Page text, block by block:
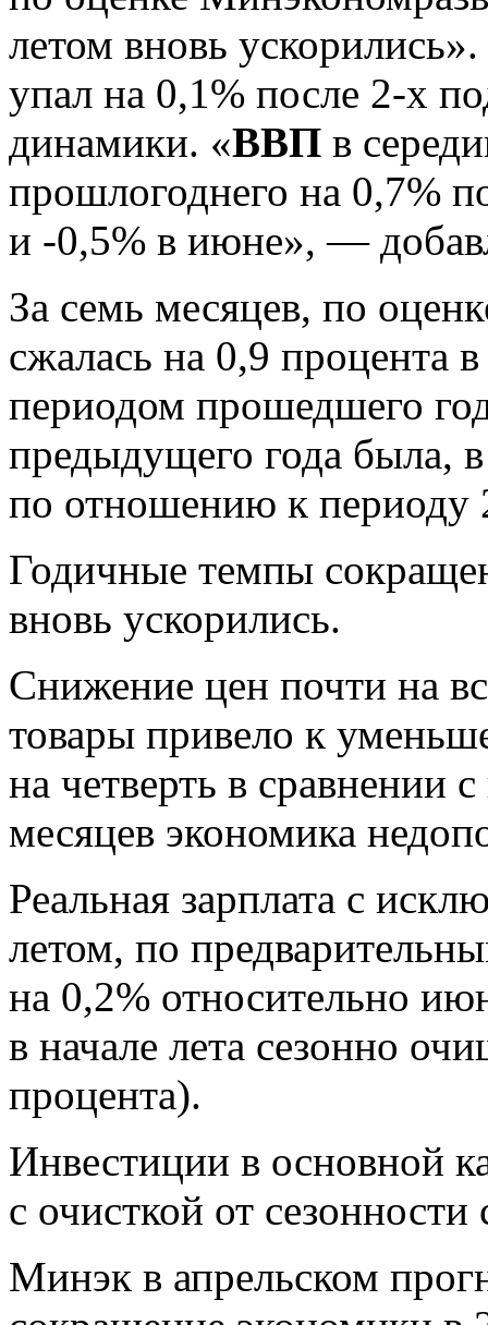
летом вновь
упал на 0,1% после 2-х
динамики. «ВВП в
прошлогоднего на 0,7%
и -0,5% в июне», —
За семь месяцев, по
сжалась на 0,9 процента
периодом прошедшего
предыдущего года была,
по отношению к
Годичные темпы
вновь ускорились.
Снижение цен почти на
товары привело к
на четверть в
месяцев экономика
Реальная зарплата с
летом, по
на 0,2% относительно
в начале лета сезонно
процента).
Инвестиции в основной
с очисткой от
Минэк в апрельском